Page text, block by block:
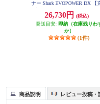
ナー Shark EVOPOWER DX 【
WV515JGY
26,730円
(税込)
発送目安: 即納（在庫残りわ
か）
(1件)
商品説明 レビュー投稿・